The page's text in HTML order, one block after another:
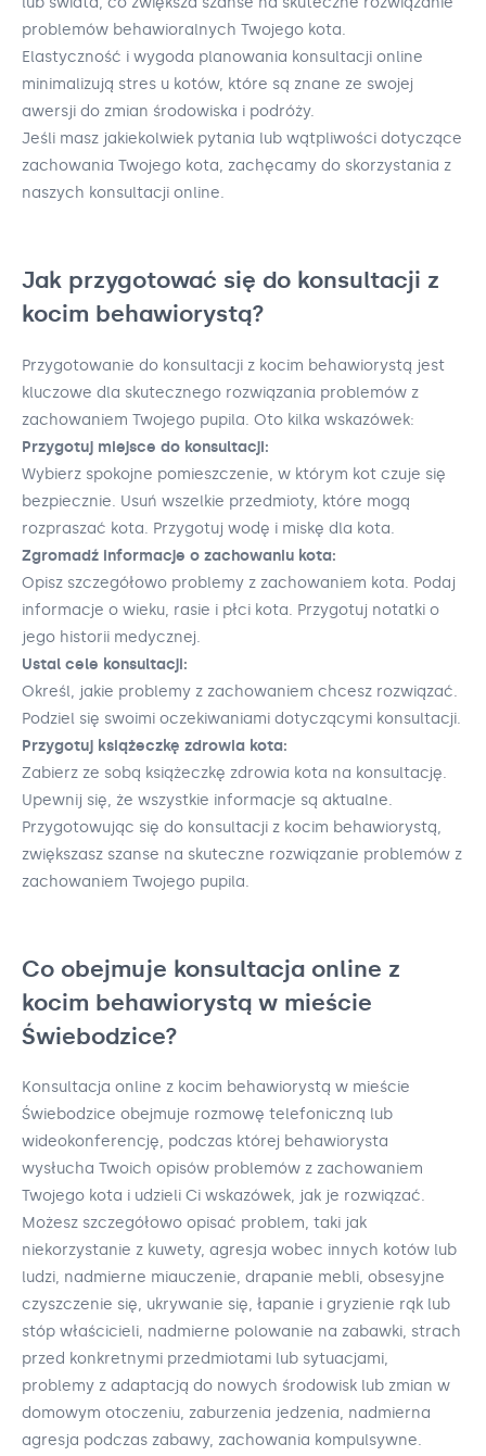
problemów behawioralnych Twojego kota.
Elastyczność i wygoda planowania konsultacji online
minimalizują stres u kotów, które są znane ze swojej
awersji do zmian środowiska i podróży.
Jeśli masz jakiekolwiek pytania lub wątpliwości dotyczące
zachowania Twojego kota, zachęcamy do skorzystania z
naszych konsultacji online.
Jak przygotować się do konsultacji z
kocim behawiorystą?
Przygotowanie do konsultacji z kocim behawiorystą jest
kluczowe dla skutecznego rozwiązania problemów z
zachowaniem Twojego pupila. Oto kilka wskazówek:
Przygotuj miejsce do konsultacji:
Wybierz spokojne pomieszczenie, w którym kot czuje się
bezpiecznie. Usuń wszelkie przedmioty, które mogą
rozpraszać kota. Przygotuj wodę i miskę dla kota.
Zgromadź informacje o zachowaniu kota:
Opisz szczegółowo problemy z zachowaniem kota. Podaj
informacje o wieku, rasie i płci kota. Przygotuj notatki o
jego historii medycznej.
Ustal cele konsultacji:
Określ, jakie problemy z zachowaniem chcesz rozwiązać.
Podziel się swoimi oczekiwaniami dotyczącymi konsultacji.
Przygotuj książeczkę zdrowia kota:
Zabierz ze sobą książeczkę zdrowia kota na konsultację.
Upewnij się, że wszystkie informacje są aktualne.
Przygotowując się do konsultacji z kocim behawiorystą,
zwiększasz szanse na skuteczne rozwiązanie problemów z
zachowaniem Twojego pupila.
Co obejmuje konsultacja online z
kocim behawiorystą w mieście
Świebodzice?
Konsultacja online z kocim behawiorystą w mieście
Świebodzice obejmuje rozmowę telefoniczną lub
wideokonferencję, podczas której behawiorysta
wysłucha Twoich opisów problemów z zachowaniem
Twojego kota i udzieli Ci wskazówek, jak je rozwiązać.
Możesz szczegółowo opisać problem, taki jak
niekorzystanie z kuwety, agresja wobec innych kotów lub
ludzi, nadmierne miauczenie, drapanie mebli, obsesyjne
czyszczenie się, ukrywanie się, łapanie i gryzienie rąk lub
stóp właścicieli, nadmierne polowanie na zabawki, strach
przed konkretnymi przedmiotami lub sytuacjami,
problemy z adaptacją do nowych środowisk lub zmian w
domowym otoczeniu, zaburzenia jedzenia, nadmierna
agresja podczas zabawy, zachowania kompulsywne.